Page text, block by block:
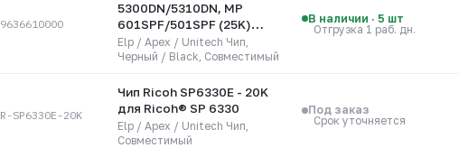
9636610000
5300DN/5310DN, MP
601SPF/501SPF (25K)
UNItech (Apex)
Elp / Apex / Unitech Чип,
Черный / Black, Совместимый
В наличии · 5 шт
Отгрузка 1 раб. дн.
R-SP6330E-20K
Чип Ricoh SP6330E - 20K
для Ricoh® SP 6330
Elp / Apex / Unitech Чип,
Совместимый
Под заказ
Срок уточняется